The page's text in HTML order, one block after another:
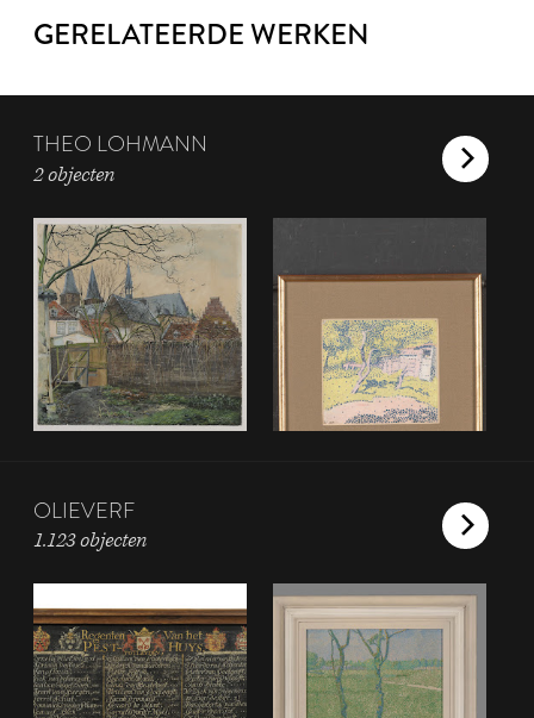
GERELATEERDE WERKEN
THEO LOHMANN
2 objecten
OLIEVERF
1.123 objecten